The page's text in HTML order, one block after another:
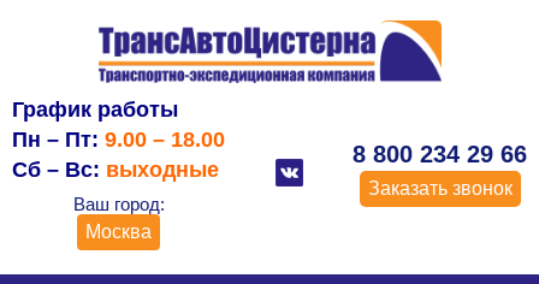
График работы
Пн – Пт: 9.00 – 18.00
Сб – Вс: выходные
Ваш город:
Москва
8 800 234 29 66
Заказать звонок